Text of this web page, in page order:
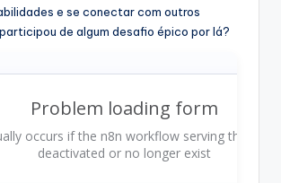
e se conectar com outros
de algum desafio épico por lá?